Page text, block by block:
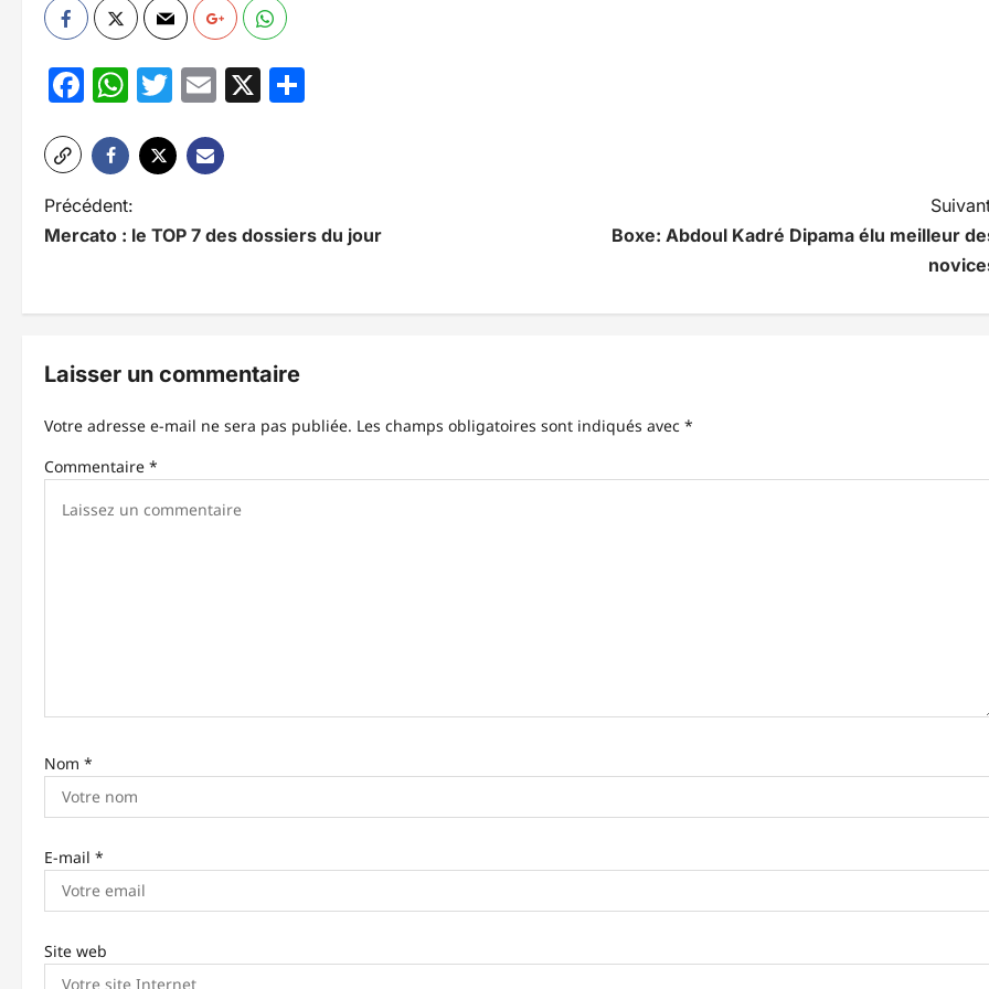
Facebook
WhatsApp
Twitter
Email
X
N
a
g
i
r
t
c
Précédent:
Mercato : le TOP 7 des dossiers du jour
Boxe: Abdoul Kadré Dipama élu meilleur
Laisser un commentaire
Votre adresse e-mail ne sera pas publiée. Les champs obligatoires sont indiqués avec *
Commentaire *
Nom *
E-mail *
Site web